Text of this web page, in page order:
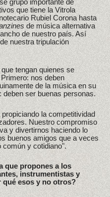
grupo importante de
que tiene la Vitrola
Rubiel Corona hasta
de música alternativa
de nuestro país. Así
nuestra tripulación
tengan quienes se
nos deben
de la música en su
ser buenas personas.
la competitividad
Nuestro compromiso
y divertirnos haciendo lo
buenos amigos que a veces
común y cotidiano".
que propones a los
instrumentistas y
esos y no otros?